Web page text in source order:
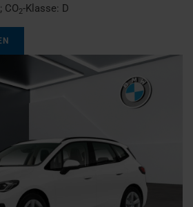
; CO2-Klasse: D